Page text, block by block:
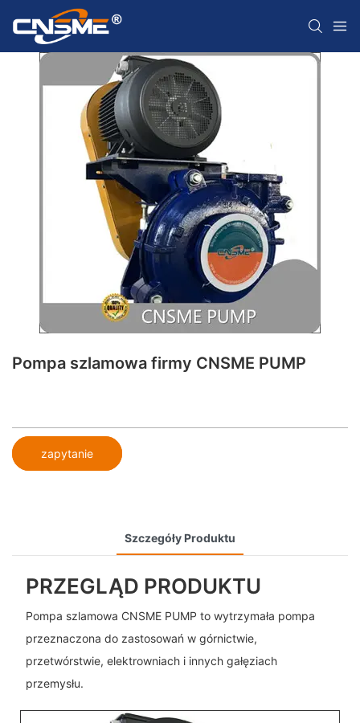
Pompa szlamowa firmy CNSME PUMP
zapytanie
Szczegóły Produktu
PRZEGLĄD PRODUKTU
Pompa szlamowa CNSME PUMP to wytrzymała pompa
przeznaczona do zastosowań w górnictwie,
przetwórstwie, elektrowniach i innych gałęziach
przemysłu.